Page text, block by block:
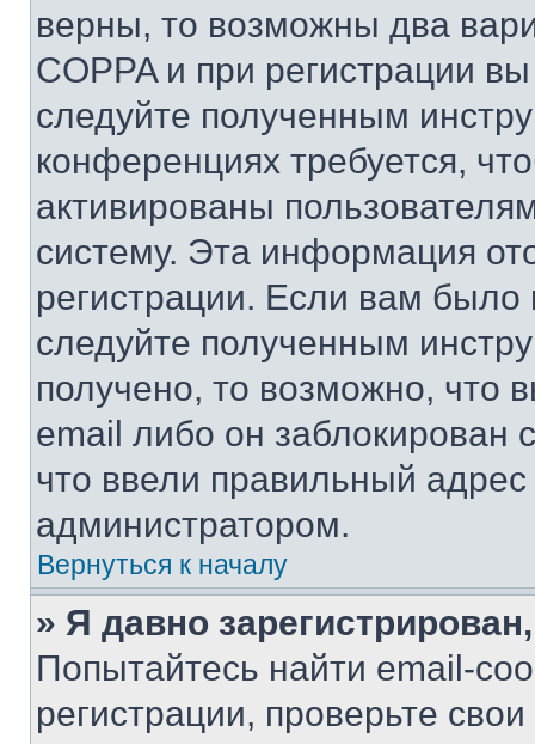
верны, то возможны два
COPPA и при регистрации
следуйте полученным
конференциях требуется,
активированы
систему. Эта информация
регистрации. Если вам
следуйте полученным
получено, то возможно, что
email либо он
что ввели правильный адрес
администратором.
Вернуться к началу
» Я давно
Попытайтесь найти email-
регистрации, проверьте